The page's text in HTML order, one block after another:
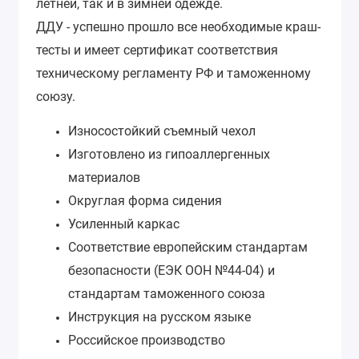
летней, так и в зимней одежде.
ДДУ - успешно прошло все необходимые краш-
тесты и имеет сертификат соответствия
техническому регламенту РФ и таможенному
союзу.
Износостойкий съемный чехол
Изготовлено из гипоаллергенных
материалов
Округлая форма сидения
Усиленный каркас
Соответствие европейским стандартам
безопасности (ЕЭК ООН №44-04) и
стандартам таможенного союза
Инструкция на русском языке
Российское производство